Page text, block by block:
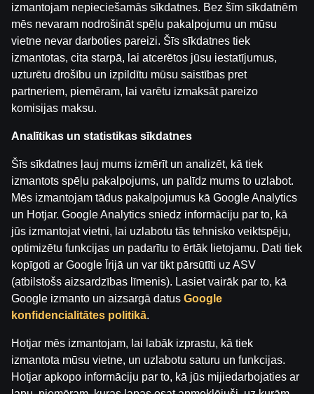
byDāvis 2026. g. 9. jūn.
Ģenerāļa un Buļa Naglas | 8.Sezona 38.Epizode
byDāvis 2026. g. 9. jūn.
Ģenerāļa un Buļa Naglas | 8.Sezona 37.Epizode
Ģenerāļa un Buļa Naglas | 8.Sezona 36.Epizode
byDāvis 2026. g. 21. maijs
Ģenerāļa un Buļa Naglas | 8.Sezona 35.Epizode
byDāvis 2026. g. 21. maijs
Ģenerāļa un Buļa Naglas | 8.Sezona 34.Epizode
byDāvis 2026. g. 28. apr.
Kategorijas
ĢENERĀĻA UN BUĻA NAGLAS
izmantojam nepieciešamās sīkdatnes. Bez šīm sīkdatnēm
mēs nevaram nodrošināt spēļu pakalpojumu un mūsu
vietne nevar darboties pareizi. Šīs sīkdatnes tiek
izmantotas, cita starpā, lai atcerētos jūsu iestatījumus,
uzturētu drošību un izpildītu mūsu saistības pret
partneriem, piemēram, lai varētu izmaksāt pareizo
komisijas maksu.
Analītikas un statistikas sīkdatnes
Šīs sīkdatnes ļauj mums izmērīt un analizēt, kā tiek
izmantots spēļu pakalpojums, un palīdz mums to uzlabot.
Mēs izmantojam tādus pakalpojumus kā Google Analytics
un Hotjar. Google Analytics sniedz informāciju par to, kā
jūs izmantojat vietni, lai uzlabotu tās tehnisko veiktspēju,
optimizētu funkcijas un padarītu to ērtāk lietojamu. Dati tiek
kopīgoti ar Google Īrijā un var tikt pārsūtīti uz ASV
(atbilstošs aizsardzības līmenis). Lasiet vairāk par to, kā
Google izmanto un aizsargā datus Google
konfidencialitātes politikā.
Hotjar mēs izmantojam, lai labāk izprastu, kā tiek
izmantota mūsu vietne, un uzlabotu saturu un funkcijas.
Hotjar apkopo informāciju par to, kā jūs mijiedarbojaties ar